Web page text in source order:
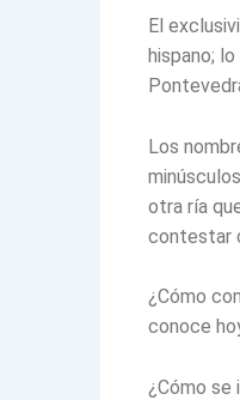
El
hispano;
Los
otra ría
contestar
¿Cómo
conoce
¿Cómo